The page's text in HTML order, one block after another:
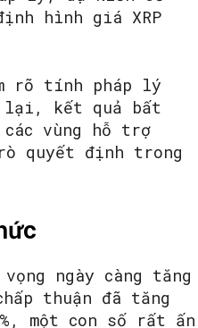
hình giá XRP
rõ tính pháp lý
lại, kết quả bất
vùng hỗ trợ
quyết định trong
ngày càng tăng
thuận đã tăng
một con số rất ấn